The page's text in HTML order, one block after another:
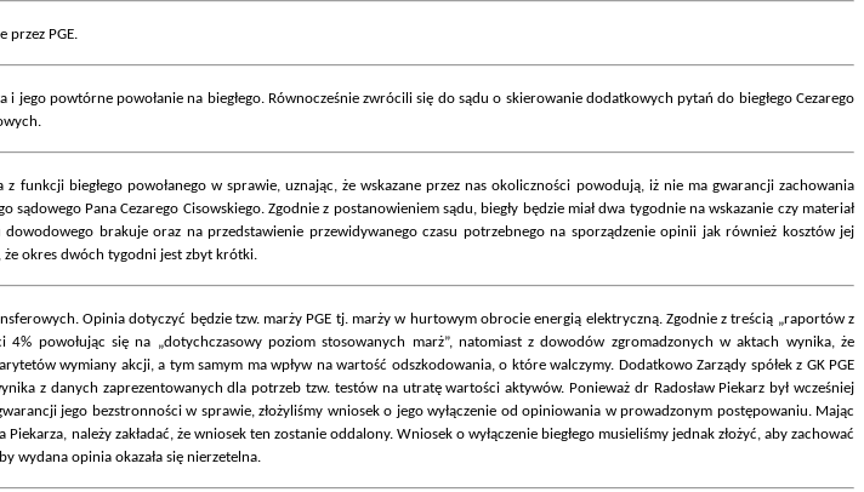
przez PGE.
i jego powtórne powołanie na biegłego. Równocześnie zwrócili się do sądu o skierowanie dodatkowych pytań do biegłego Cezarego
funkcji biegłego powołanego w sprawie, uznając, że wskazane przez nas okoliczności powodują, iż nie ma gwarancji zachowania
Pana Cezarego Cisowskiego. Zgodnie z postanowieniem sądu, biegły będzie miał dwa tygodnie na wskazanie czy materiał
brakuje oraz na przedstawienie przewidywanego czasu potrzebnego na sporządzenie opinii jak również kosztów jej
że okres dwóch tygodni jest zbyt krótki.
Opinia dotyczyć będzie tzw. marży PGE tj. marży w hurtowym obrocie energią elektryczną. Zgodnie z treścią „raportów z
powołując się na „dotychczasowy poziom stosowanych marż”, natomiast z dowodów zgromadzonych w aktach wynika, że
wymiany akcji, a tym samym ma wpływ na wartość odszkodowania, o które walczymy. Dodatkowo Zarządy spółek z GK PGE
z danych zaprezentowanych dla potrzeb tzw. testów na utratę wartości aktywów. Ponieważ dr Radosław Piekarz był wcześniej
jego bezstronności w sprawie, złożyliśmy wniosek o jego wyłączenie od opiniowania w prowadzonym postępowaniu. Mając
należy zakładać, że wniosek ten zostanie oddalony. Wniosek o wyłączenie biegłego musieliśmy jednak złożyć, aby zachować
wydana opinia okazała się nierzetelna.